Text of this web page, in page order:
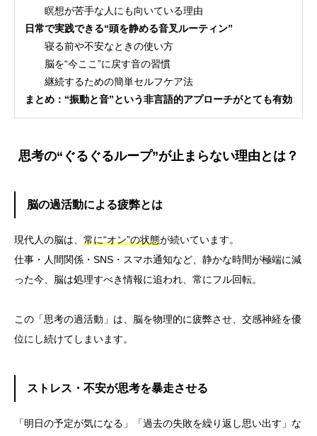
瞑想が苦手な人にも向いている理由
日常で実践できる“頭を静める音叉ルーティン”
寝る前や不安なときの使い方
脳を“今ここ”に戻す音の習慣
継続するための簡単セルフケア法
まとめ：“振動と音”という非言語的アプローチがとても有効
思考の“ぐるぐるループ”が止まらない理由とは？
脳の過活動による疲弊とは
現代人の脳は、 常に“オン”の状態が続いています。
仕事・人間関係・SNS・スマホ通知など、静かな時間が極端に減
った今、脳は処理すべき情報に追われ、常にフル回転。
この「思考の過活動」は、脳を物理的に疲弊させ、交感神経を優
位にし続けてしまいます。
ストレス・不安が思考を暴走させる
「明日の予定が気になる」「過去の失敗を繰り返し思い出す」な